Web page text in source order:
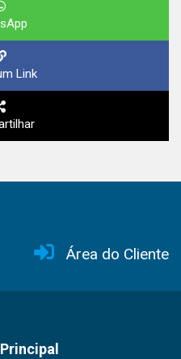
Link
Área do Cliente